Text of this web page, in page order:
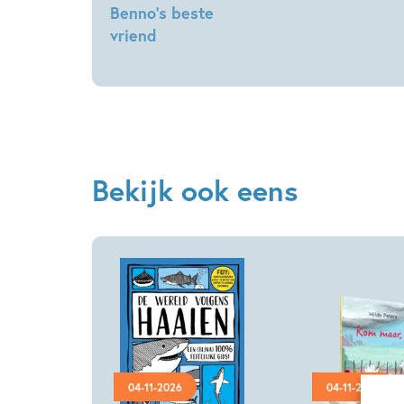
Benno’s beste
vriend
Nymphius,
Bekijk ook eens
04-11-2026
Hardcover
04-11-2026